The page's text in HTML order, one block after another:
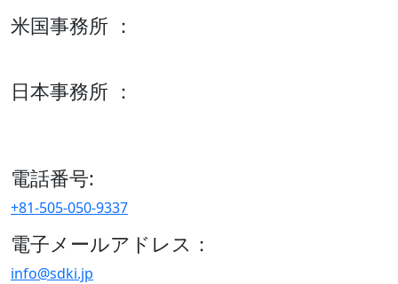
米国事務所 ：
日本事務所 ：
電話番号:
+81-505-050-9337
電子メールアドレス：
info@sdki.jp